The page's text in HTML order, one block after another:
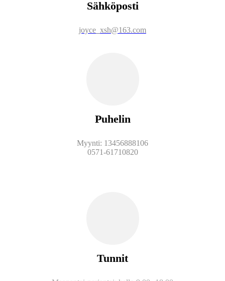
Sähköposti
joyce_xsh@163.com
Puhelin
Myynti: 13456888106
0571-61710820
Tunnit